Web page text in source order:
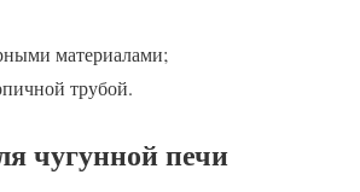
материалами;
трубой.
чугунной печи